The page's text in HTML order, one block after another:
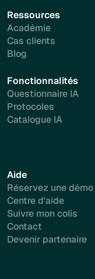
Ressources
Académie
Cas clients
Blog
Fonctionnalités
Questionnaire IA
Protocoles
Catalogue IA
Aide
Réservez une démo
Centre d'aide
Suivre mon colis
Contact
Devenir partenaire